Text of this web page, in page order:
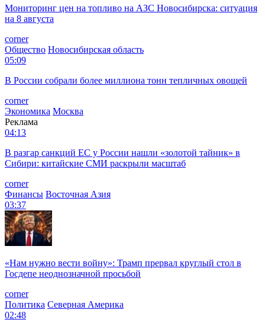
Мониторинг цен на топливо на АЗС Новосибирска: ситуация
на 8 августа
corner
Общество Новосибирская область
05:09
В России собрали более миллиона тонн тепличных овощей
corner
Экономика Москва
Реклама
04:13
В разгар санкций ЕС у России нашли «золотой тайник» в
Сибири: китайские СМИ раскрыли масштаб
corner
Финансы Восточная Азия
03:37
«Нам нужно вести войну»: Трамп прервал круглый стол в
Госдепе неоднозначной просьбой
corner
Политика Северная Америка
02:48